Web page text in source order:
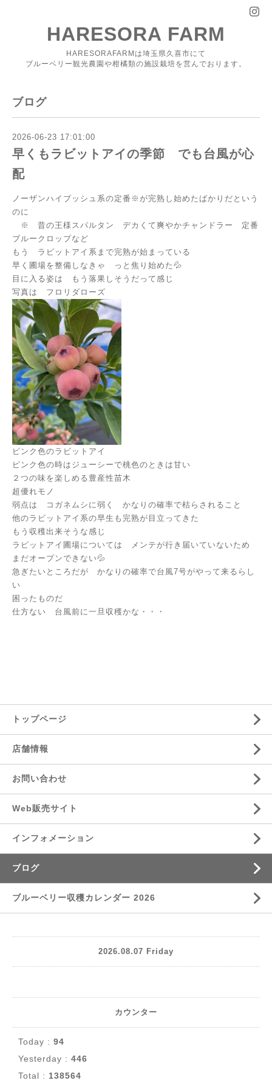
HARESORA FARM
HARESORAFARMは埼玉県久喜市にて
ブルーベリー観光農園や柑橘類の施設栽培を営んでおります。
ブログ
2026-06-23 17:01:00
早くもラビットアイの季節 でも台風が心
配
ノーザンハイブッシュ系の定番※が完熟し始めたばかりだという
のに
※ 昔の王様スパルタン デカくて爽やかチャンドラー 定番
ブルークロップなど
もう ラビットアイ系まで完熟が始まっている
早く圃場を整備しなきゃ っと焦り始めた💦
目に入る姿は もう落果しそうだって感じ
写真は フロリダローズ
ピンク色のラビットアイ
ピンク色の時はジューシーで桃色のときは甘い
２つの味を楽しめる豊産性苗木
超優れモノ
弱点は コガネムシに弱く かなりの確率で枯らされること
他のラビットアイ系の早生も完熟が目立ってきた
もう収穫出来そうな感じ
ラビットアイ圃場については メンテが行き届いていないため
まだオープンできない💦
急ぎたいところだが かなりの確率で台風7号がやって来るらし
い
困ったものだ
仕方ない 台風前に一旦収穫かな・・・
トップページ
店舗情報
お問い合わせ
Web販売サイト
インフォメーション
ブログ
ブルーベリー収穫カレンダー 2026
2026.08.07 Friday
カウンター
Today : 94
Yesterday : 446
Total : 138564